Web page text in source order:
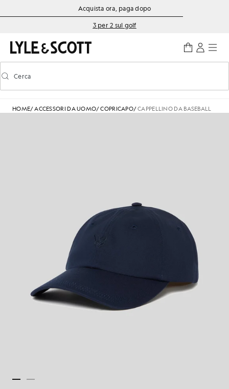
Vai al contenuto principale
Informazioni sull'accessibilitàAcquista ora, paga dopo
3 per 2 sul golf
Attiva/disattiva la ricerca predittiva
Cerca
HOME/ACCESSORI DA UOMO/COPRICAPO/CAPPELLINO DA BASEBALL